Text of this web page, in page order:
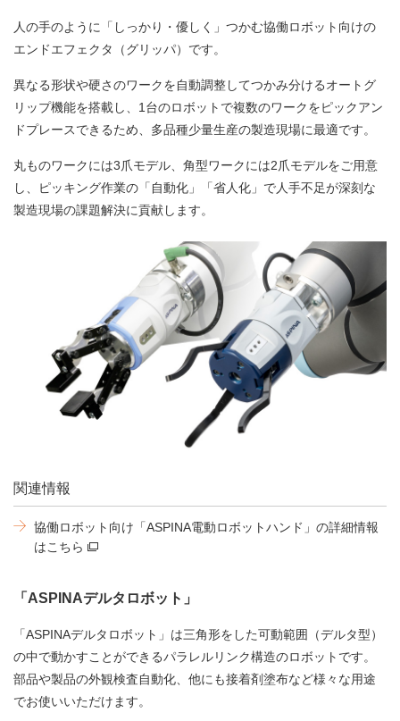
人の手のように「しっかり・優しく」つかむ協働ロボット向けの
エンドエフェクタ（グリッパ）です。
異なる形状や硬さのワークを自動調整してつかみ分けるオートグ
リップ機能を搭載し、1台のロボットで複数のワークをピックアン
ドプレースできるため、多品種少量生産の製造現場に最適です。
丸ものワークには3爪モデル、角型ワークには2爪モデルをご用意
し、ピッキング作業の「自動化」「省人化」で人手不足が深刻な
製造現場の課題解決に貢献します。
関連情報
協働ロボット向け「ASPINA電動ロボットハンド」の詳細情報
はこちら
「ASPINAデルタロボット」
「ASPINAデルタロボット」は三角形をした可動範囲（デルタ型）
の中で動かすことができるパラレルリンク構造のロボットです。
部品や製品の外観検査自動化、他にも接着剤塗布など様々な用途
でお使いいただけます。